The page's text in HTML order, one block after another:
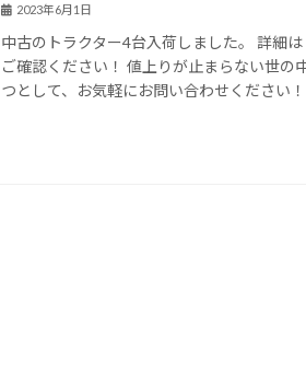
2023年6月1日
中古のトラクター4台入荷しました。 詳細
ご確認ください！ 値上りが止まらない世の
つとして、お気軽にお問い合わせください！